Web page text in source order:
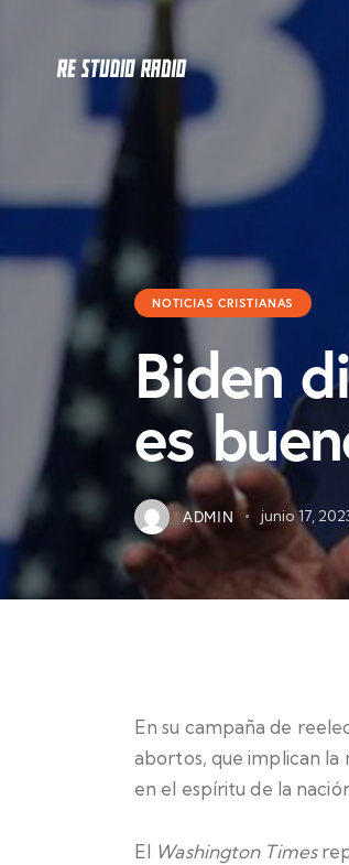
NOTICIAS CRISTIANAS
Biden
es
ADMIN junio 17,
En su campaña de
abortos, que implican
en el espíritu de la
El Washington Times